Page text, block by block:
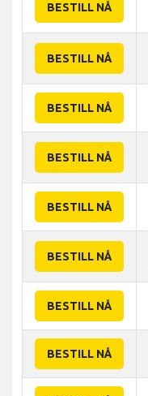
BESTILL NÅ
BESTILL NÅ
BESTILL NÅ
BESTILL NÅ
BESTILL NÅ
BESTILL NÅ
BESTILL NÅ
BESTILL NÅ